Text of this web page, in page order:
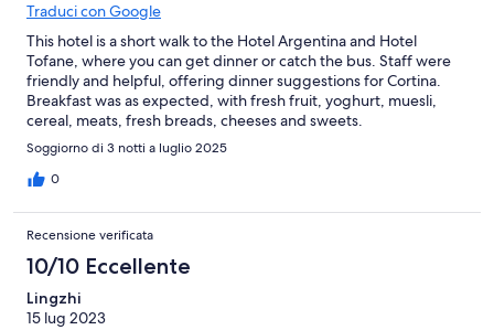
Traduci con Google
This hotel is a short walk to the Hotel Argentina and Hotel
Tofane, where you can get dinner or catch the bus. Staff were
friendly and helpful, offering dinner suggestions for Cortina.
Breakfast was as expected, with fresh fruit, yoghurt, muesli,
cereal, meats, fresh breads, cheeses and sweets.
Soggiorno di 3 notti a luglio 2025
0
Recensione verificata
10/10 Eccellente
Lingzhi
15 lug 2023